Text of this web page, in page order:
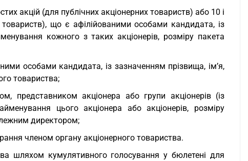
акцій (для публічних акціонерних товариств) або 10 і
товариств), що є афілійованими особами кандидата, із
кожного з таких акціонерів, розміру пакета
особами кандидата, із зазначенням прізвища, ім’я,
товариства;
представником акціонера або групи акціонерів (із
цього акціонера або акціонерів, розміру
директором;
членом органу акціонерного товариства.
шляхом кумулятивного голосування у бюлетені для